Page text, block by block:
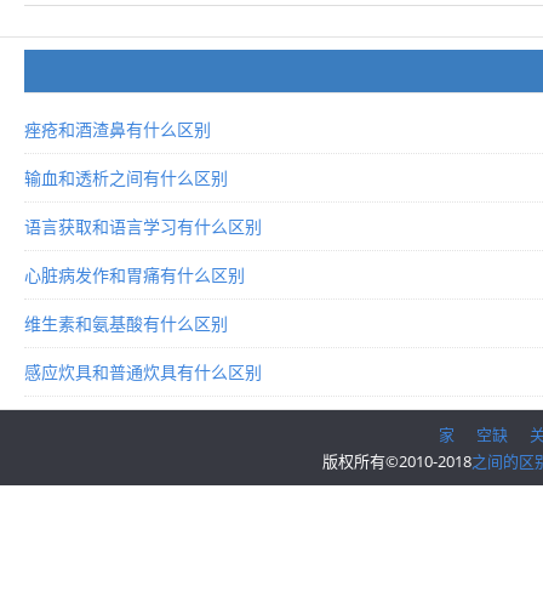
痤疮和酒渣鼻有什么区别
输血和透析之间有什么区别
语言获取和语言学习有什么区别
心脏病发作和胃痛有什么区别
维生素和氨基酸有什么区别
感应炊具和普通炊具有什么区别
家 空缺
版权所有©2010-2018之间的区